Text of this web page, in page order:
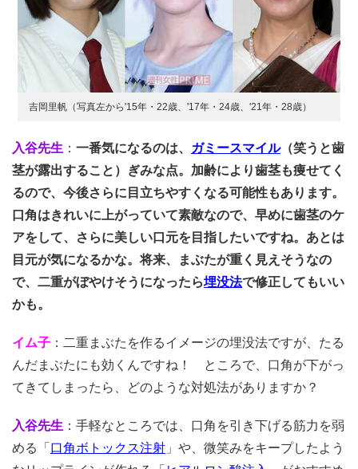
吉岡里帆（写真左から'15年・22歳、'17年・24歳、'21年・28歳）
入谷先生 ： 一番気になるのは、 ガミースマイル（笑うと歯
茎が露出すること）ぎみな点。加齢により歯茎も痩せてく
るので、今後さらに目立ちやすくなる可能性もあります。
口角はきれいに上がっていて素敵なので、早めに歯茎のケ
アをして、さらに美しい口元を目指したいですね。あとは
目元が気になるかな。将来、まぶたが重く見えそうなの
で、二重がぼやけそうになったら埋没法で修正してもいい
かも。
イム子 ：二重まぶたを作るイメージの埋没法ですが、たる
んだまぶたにも効くんですね！ ところで、口角が下がっ
てきてしまったら、どのような対処法がありますか？
入谷先生 ：手軽なところでは、口角を引き下げる筋力を弱
める「 口角ボトックス注射 」や、微笑みをキープしたよう